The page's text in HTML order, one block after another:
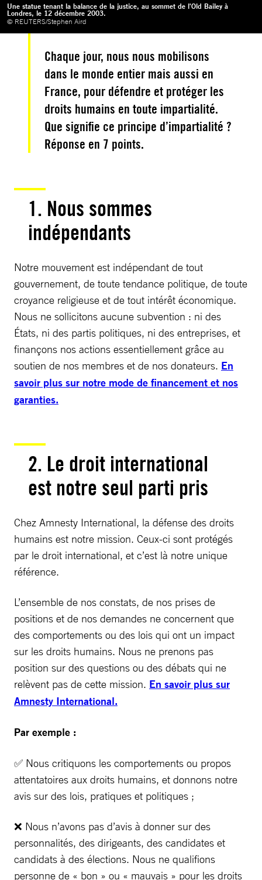
Une statue tenant la balance de la justice, au sommet de l'Old Bailey à
Londres, le 12 décembre 2003.
© REUTERS/Stephen Aird
Chaque jour, nous nous mobilisons
dans le monde entier mais aussi en
France, pour défendre et protéger les
droits humains en toute impartialité.
Que signifie ce principe d’impartialité ?
Réponse en 7 points.
1. Nous sommes
indépendants
Notre mouvement est indépendant de tout
gouvernement, de toute tendance politique, de toute
croyance religieuse et de tout intérêt économique.
Nous ne sollicitons aucune subvention : ni des
États, ni des partis politiques, ni des entreprises, et
finançons nos actions essentiellement grâce au
soutien de nos membres et de nos donateurs. En
savoir plus sur notre mode de financement et nos
garanties.
2. Le droit international
est notre seul parti pris
Chez Amnesty International, la défense des droits
humains est notre mission. Ceux-ci sont protégés
par le droit international, et c’est là notre unique
référence.
L’ensemble de nos constats, de nos prises de
positions et de nos demandes ne concernent que
des comportements ou des lois qui ont un impact
sur les droits humains. Nous ne prenons pas
position sur des questions ou des débats qui ne
relèvent pas de cette mission. En savoir plus sur
Amnesty International.
Par exemple :
✅ Nous critiquons les comportements ou propos
attentatoires aux droits humains, et donnons notre
avis sur des lois, pratiques et politiques ;
❌ Nous n’avons pas d’avis à donner sur des
personnalités, des dirigeants, des candidates et
candidats à des élections. Nous ne qualifions
personne de « bon » ou « mauvais » pour les droits